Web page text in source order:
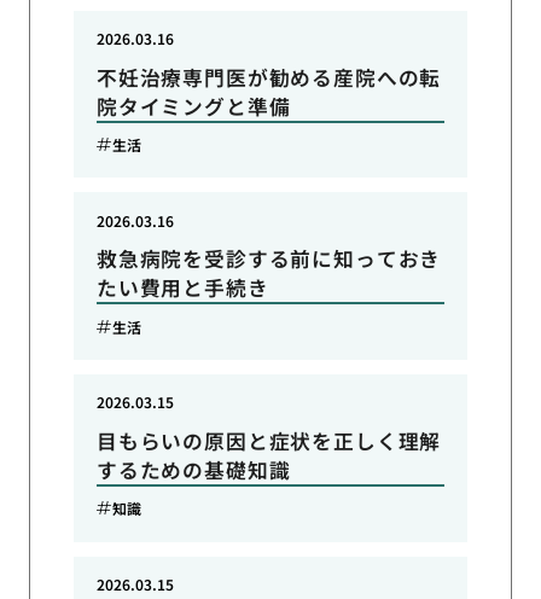
不妊治療専門医が勧める産院への転
院タイミングと準備
2026.03.16
生活
救急病院を受診する前に知っておき
たい費用と手続き
2026.03.16
生活
目もらいの原因と症状を正しく理解
するための基礎知識
2026.03.15
知識
2026.03.15